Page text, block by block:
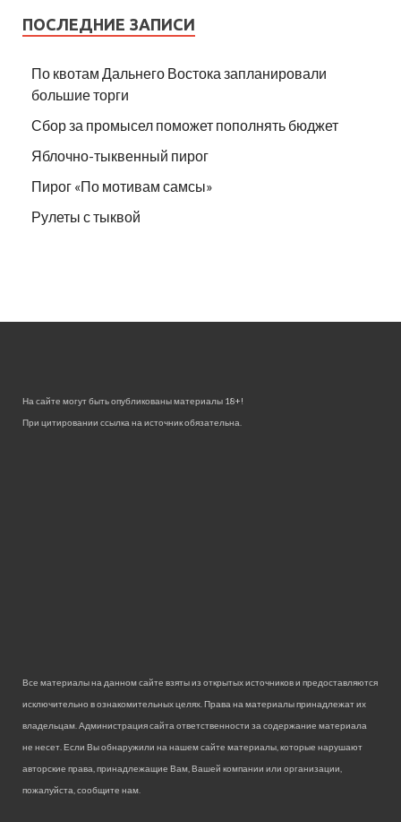
ПОСЛЕДНИЕ ЗАПИСИ
По квотам Дальнего Востока запланировали
большие торги
Сбор за промысел поможет пополнять бюджет
Яблочно-тыквенный пирог
Пирог «По мотивам самсы»
Рулеты с тыквой
На сайте могут быть опубликованы материалы 18+!
При цитировании ссылка на источник обязательна.
Все материалы на данном сайте взяты из открытых источников и предоставляются
исключительно в ознакомительных целях. Права на материалы принадлежат их
владельцам. Администрация сайта ответственности за содержание материала
не несет. Если Вы обнаружили на нашем сайте материалы, которые нарушают
авторские права, принадлежащие Вам, Вашей компании или организации,
пожалуйста, сообщите нам.